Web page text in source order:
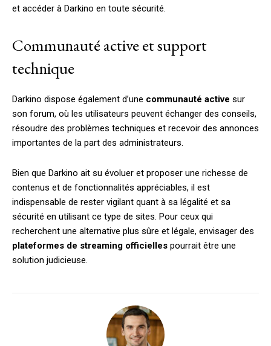
et accéder à Darkino en toute sécurité.
Communauté active et support
technique
Darkino dispose également d’une communauté active sur
son forum, où les utilisateurs peuvent échanger des conseils,
résoudre des problèmes techniques et recevoir des annonces
importantes de la part des administrateurs.
Bien que Darkino ait su évoluer et proposer une richesse de
contenus et de fonctionnalités appréciables, il est
indispensable de rester vigilant quant à sa légalité et sa
sécurité en utilisant ce type de sites. Pour ceux qui
recherchent une alternative plus sûre et légale, envisager des
plateformes de streaming officielles pourrait être une
solution judicieuse.